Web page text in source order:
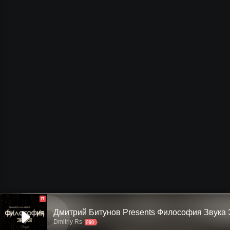
П
Дмитрий Битунов Presents Филоcофия Звука
Dmitriy Rs